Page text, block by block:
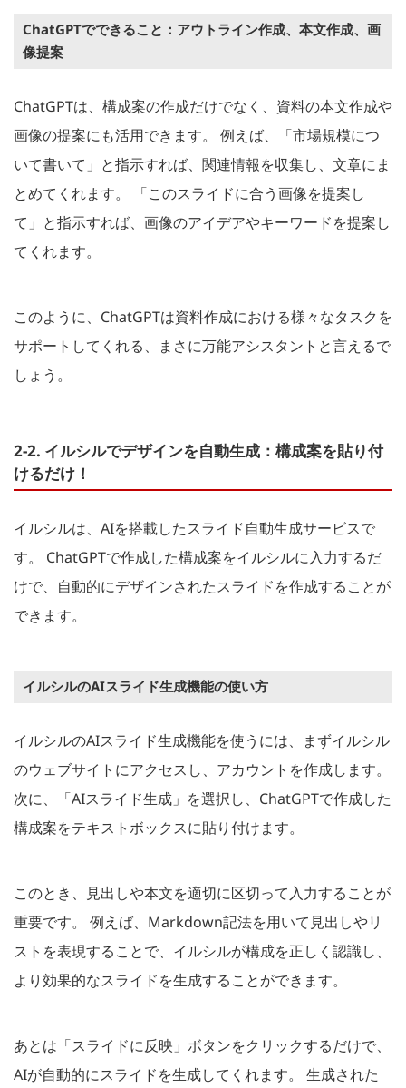
ChatGPTでできること：アウトライン作成、本文作成、画
像提案
ChatGPTは、構成案の作成だけでなく、資料の本文作成や
画像の提案にも活用できます。 例えば、「市場規模につ
いて書いて」と指示すれば、関連情報を収集し、文章にま
とめてくれます。 「このスライドに合う画像を提案し
て」と指示すれば、画像のアイデアやキーワードを提案し
てくれます。
このように、ChatGPTは資料作成における様々なタスクを
サポートしてくれる、まさに万能アシスタントと言えるで
しょう。
2-2. イルシルでデザインを自動生成：構成案を貼り付
けるだけ！
イルシルは、AIを搭載したスライド自動生成サービスで
す。 ChatGPTで作成した構成案をイルシルに入力するだ
けで、自動的にデザインされたスライドを作成することが
できます。
イルシルのAIスライド生成機能の使い方
イルシルのAIスライド生成機能を使うには、まずイルシル
のウェブサイトにアクセスし、アカウントを作成します。
次に、「AIスライド生成」を選択し、ChatGPTで作成した
構成案をテキストボックスに貼り付けます。
このとき、見出しや本文を適切に区切って入力することが
重要です。 例えば、Markdown記法を用いて見出しやリ
ストを表現することで、イルシルが構成を正しく認識し、
より効果的なスライドを生成することができます。
あとは「スライドに反映」ボタンをクリックするだけで、
AIが自動的にスライドを生成してくれます。 生成された